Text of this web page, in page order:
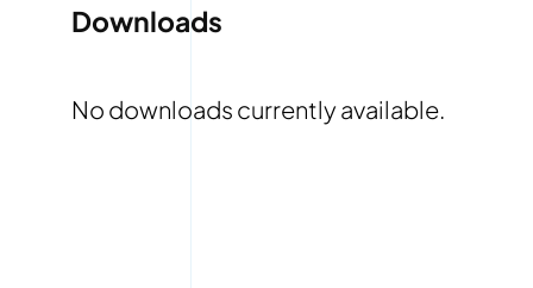
Downloads
No downloads currently available.